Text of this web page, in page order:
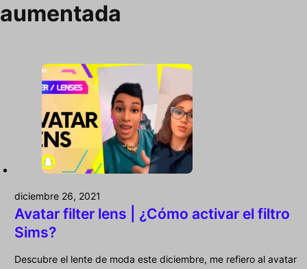
aumentada
diciembre 26, 2021
Avatar filter lens | ¿Cómo activar el filtro
Sims?
Descubre el lente de moda este diciembre, me refiero al avatar